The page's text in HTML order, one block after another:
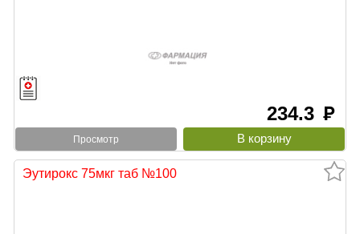
234.3 руб
Просмотр
Эутирокс 75мкг таб №100